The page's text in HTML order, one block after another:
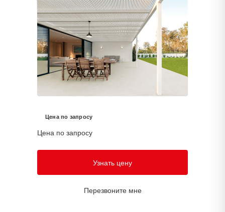
Цена по запросу
Цена по запросу
Узнать цену
Перезвоните мне